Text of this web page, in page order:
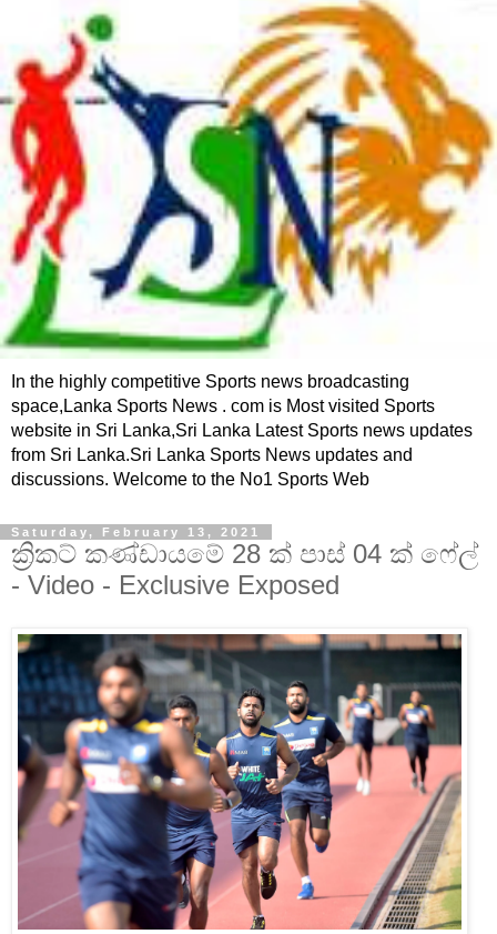
In the highly competitive Sports news broadcasting
space,Lanka Sports News . com is Most visited Sports
website in Sri Lanka,Sri Lanka Latest Sports news updates
from Sri Lanka.Sri Lanka Sports News updates and
discussions. Welcome to the No1 Sports Web
Saturday, February 13, 2021
ක්‍රිකට් කණ්ඩායමේ 28 ක් පාස් 04 ක් ෆේල්
- Video - Exclusive Exposed